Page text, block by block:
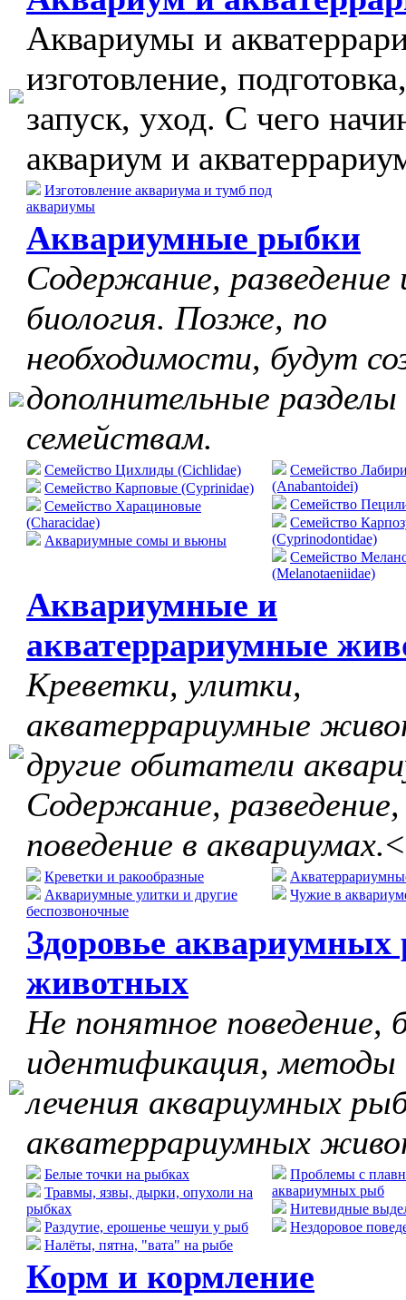
Аквариумы и
изготовление, подготовка,
запуск, уход. С чего
аквариум и
Изготовление аквариума и тумб под
аквариумы
Аквариумные рыбки
Содержание, разведение
биология. Позже, по
необходимости, будут
дополнительные разделы
семействам.
Семейство Цихлиды (Cichlidae)
Семейство Карповые (Cyprinidae)
Семейство Харациновые
(Characidae)
Аквариумные сомы и вьюны
Семейство
(Anabantoidei)
Cемейство
Семейство
(Cyprinodontidae)
Семейство
(Melanotaeniidae)
Аквариумные и
акватеррариумные
Креветки, улитки,
акватеррариумные
другие обитатели
Содержание, разведение,
поведение в аквариумах.<
Креветки и ракообразные
Аквариумные улитки и другие
беспозвоночные
Чужие в
Здоровье
животных
Не понятное поведение,
идентификация, методы
лечения аквариумных
акватеррариумных
Белые точки на рыбках
Травмы, язвы, дырки, опухоли на
рыбках
Раздутие, ерошенье чешуи у рыб
Налёты, пятна, "вата" на рыбе
Проблемы с
аквариумных рыб
Нитевидные
Нездоровое
Корм и кормление